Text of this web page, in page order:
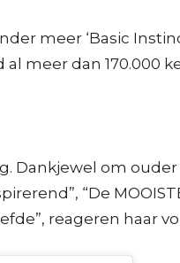
meer ‘Basic
meer dan 170.000
om
“De
reageren haar